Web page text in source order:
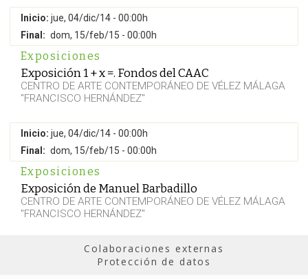
Inicio: jue, 04/dic/14 - 00:00h
Final: dom, 15/feb/15 - 00:00h
Exposiciones
Exposición 1 + x =. Fondos del CAAC
CENTRO DE ARTE CONTEMPORÁNEO DE VÉLEZ MÁLAGA
"FRANCISCO HERNÁNDEZ"
Inicio: jue, 04/dic/14 - 00:00h
Final: dom, 15/feb/15 - 00:00h
Exposiciones
Exposición de Manuel Barbadillo
CENTRO DE ARTE CONTEMPORÁNEO DE VÉLEZ MÁLAGA
"FRANCISCO HERNÁNDEZ"
Colaboraciones externas
Protección de datos